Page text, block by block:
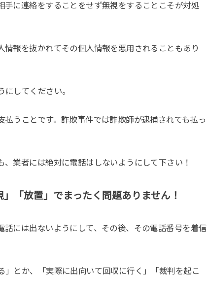
に連絡をすることをせず無視をすることこそが対処
報を抜かれてその個人情報を悪用されることもあり
してください。
うことです。詐欺事件では詐欺師が逮捕されても払っ
業者には絶対に電話はしないようにして下さい！
「放置」でまったく問題ありません！
には出ないようにして、その後、その電話番号を着信
とか、「実際に出向いて回収に行く」「裁判を起こ